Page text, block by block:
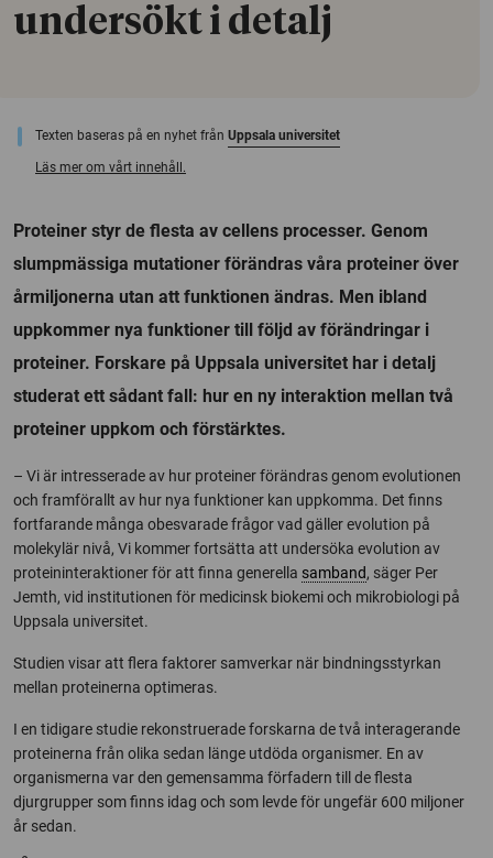
undersökt i detalj
Texten baseras på en nyhet från Uppsala universitet
Läs mer om vårt innehåll.
Proteiner styr de flesta av cellens processer. Genom
slumpmässiga mutationer förändras våra proteiner över
årmiljonerna utan att funktionen ändras. Men ibland
uppkommer nya funktioner till följd av förändringar i
proteiner. Forskare på Uppsala universitet har i detalj
studerat ett sådant fall: hur en ny interaktion mellan två
proteiner uppkom och förstärktes.
– Vi är intresserade av hur proteiner förändras genom evolutionen
och framförallt av hur nya funktioner kan uppkomma. Det finns
fortfarande många obesvarade frågor vad gäller evolution på
molekylär nivå, Vi kommer fortsätta att undersöka evolution av
proteininteraktioner för att finna generella samband, säger Per
Jemth, vid institutionen för medicinsk biokemi och mikrobiologi på
Uppsala universitet.
Studien visar att flera faktorer samverkar när bindningsstyrkan
mellan proteinerna optimeras.
I en tidigare studie rekonstruerade forskarna de två interagerande
proteinerna från olika sedan länge utdöda organismer. En av
organismerna var den gemensamma förfadern till de flesta
djurgrupper som finns idag och som levde för ungefär 600 miljoner
år sedan.